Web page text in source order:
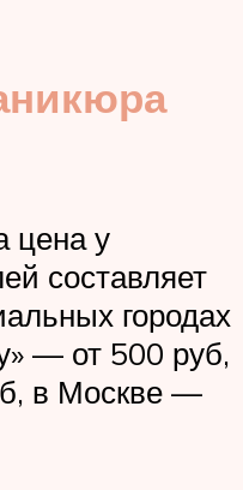
цена у
составляет
городах
— от 500 руб,
в Москве —